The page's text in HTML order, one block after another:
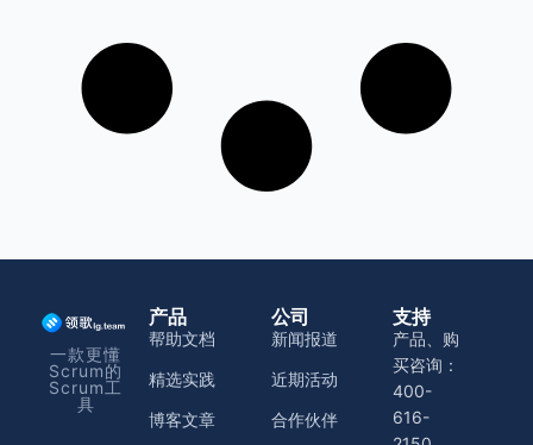
一款更懂
Scrum的
Scrum工
具
产品
帮助文档
精选实践
博客文章
公司
新闻报道
近期活动
合作伙伴
支持
产品、购
买咨询：
400-
616-